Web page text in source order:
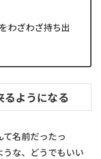
わざわざ持ち出
ようになる
て名前だったっ
な、どうでもいい